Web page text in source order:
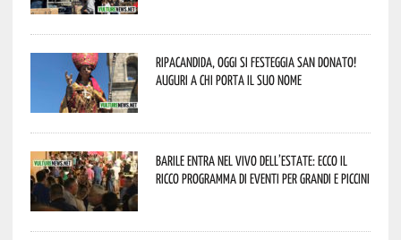
Ripacandida, oggi si festeggia San Donato!
Auguri a chi porta il suo nome
Barile entra nel vivo dell’estate: ecco il
ricco programma di eventi per grandi e piccini